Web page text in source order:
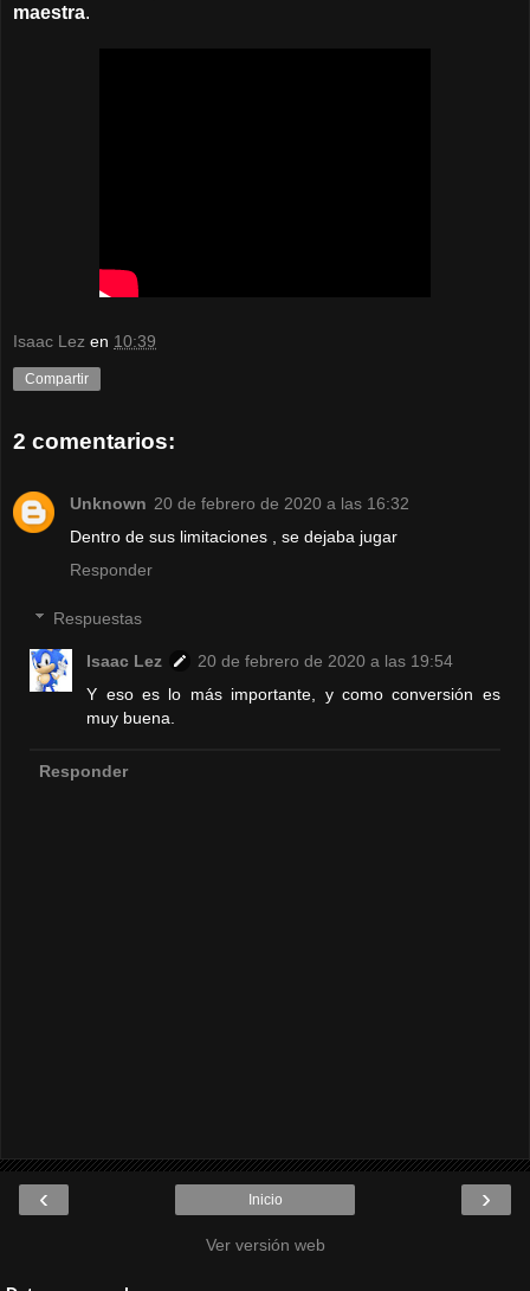
maestra.
Isaac Lez en 10:39
Compartir
2 comentarios:
Unknown 20 de febrero de 2020 a las 16:32
Dentro de sus limitaciones , se dejaba jugar
Responder
Respuestas
Isaac Lez
20 de febrero de 2020 a las 19:54
Y eso es lo más importante, y como conversión es
muy buena.
Responder
‹ ›
Inicio
Ver versión web